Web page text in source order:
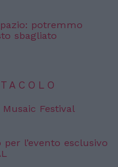
potremmo
sbagliato
Musaic Festival
l’evento esclusivo